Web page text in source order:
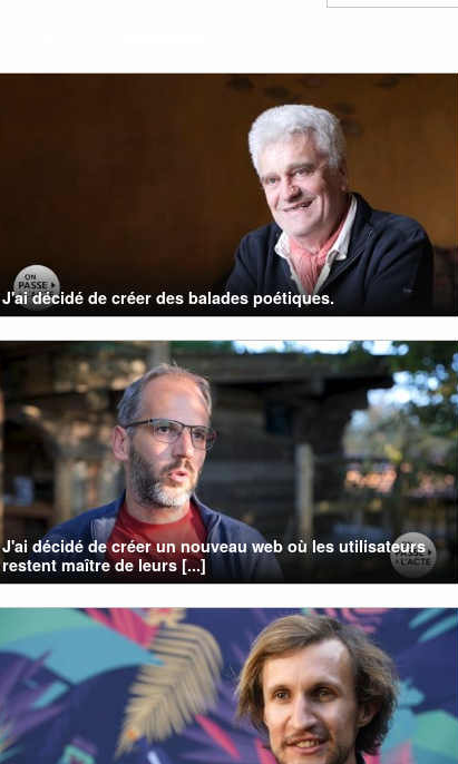
J'ai décidé de créer des balades poétiques.
J'ai décidé de créer un nouveau web où les utilisateurs
restent maître de leurs [...]